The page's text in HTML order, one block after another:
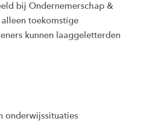
bij Ondernemerschap &
alleen toekomstige
kunnen laaggeletterden
onderwijssituaties